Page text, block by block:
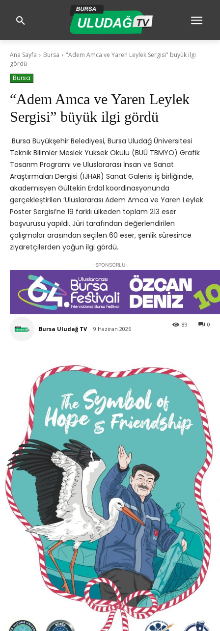
Ana Sayfa Bursa
"Adem Amca ve Yaren Leylek Sergisi" büyük ilgi
gördü
Bursa
“Adem Amca ve Yaren Leylek
Sergisi” büyük ilgi gördü
Bursa Büyükşehir Belediyesi, Bursa Uludağ Üniversitesi
Teknik Bilimler Meslek Yüksek Okulu (BUÜ TBMYO) Grafik
Tasarım Programı ve Uluslararası İnsan ve Sanat
Araştırmaları Dergisi (IJHAR) Sanat Galerisi iş birliğinde,
akademisyen Gültekin Erdal koordinasyonunda
gerçekleştirilen ‘Uluslararası Adem Amca ve Yaren Leylek
Poster Sergisi’ne 19 farklı ülkeden toplam 213 eser
başvurusu yapıldı. Jüri tarafından değerlendirilen
çalışmalar arasından seçilen 60 eser, şenlik süresince
ziyaretçilerden yoğun ilgi gördü.
-SPONSORLU-
Bursa Uludağ TV 9 Haziran 2026
0
89